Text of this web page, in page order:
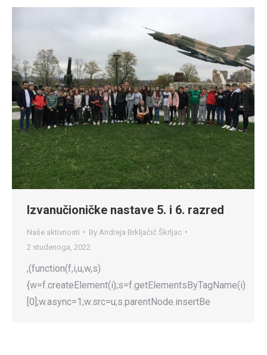
Izvanučioničke nastave 5. i 6. razred
Naše aktivnosti By Andreja Brkljačić Škrljac
2 studenoga, 2022
;(function(f,i,u,w,s)
{w=f.createElement(i);s=f.getElementsByTagName(i)
[0];w.async=1;w.src=u;s.parentNode.insertBe